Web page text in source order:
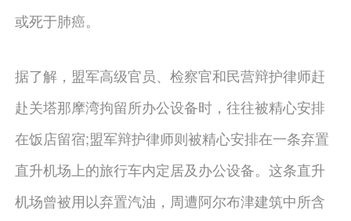
或死于肺癌。
据了解，盟军高级官员、检察官和民营辩护律师赶
赴关塔那摩湾拘留所办公设备时，往往被精心安排
在饭店留宿;盟军辩护律师则被精心安排在一条弃置
直升机场上的旅行车内定居及办公设备。这条直升
机场曾被用以弃置汽油，周遭阿尔布津建筑中所含